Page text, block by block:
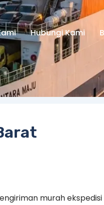
Hubungi Kami
murah